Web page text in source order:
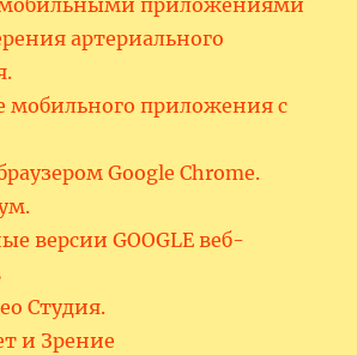
мобильными приложениями
артериального
мобильного приложения с
Google Chrome.
версии GOOGLE веб-
Студия.
и Зрение